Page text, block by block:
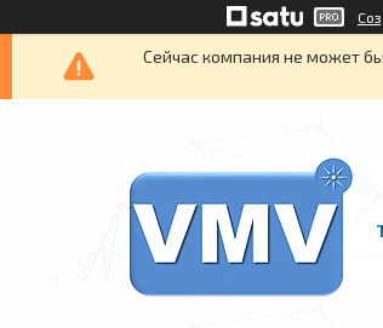
Сейчас компания не может